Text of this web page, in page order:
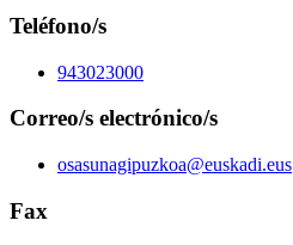
Teléfono/s
943023000
Correo/s electrónico/s
osasunagipuzkoa@euskadi.eus
Fax